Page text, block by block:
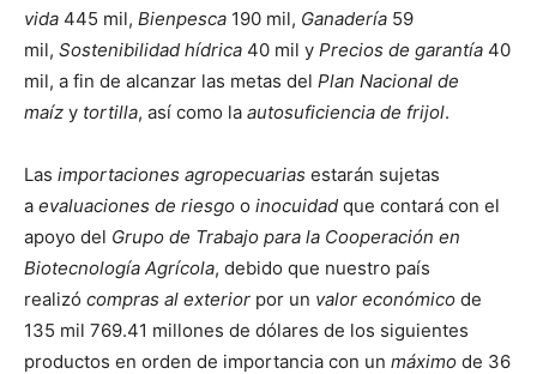
vida 445 mil, Bienpesca 190 mil, Ganadería 59
mil, Sostenibilidad hídrica 40 mil y Precios de garantía 40
mil, a fin de alcanzar las metas del Plan Nacional de
maíz y tortilla, así como la autosuficiencia de frijol.
Las importaciones agropecuarias estarán sujetas
a evaluaciones de riesgo o inocuidad que contará con el
apoyo del Grupo de Trabajo para la Cooperación en
Biotecnología Agrícola, debido que nuestro país
realizó compras al exterior por un valor económico de
135 mil 769.41 millones de dólares de los siguientes
productos en orden de importancia con un máximo de 36